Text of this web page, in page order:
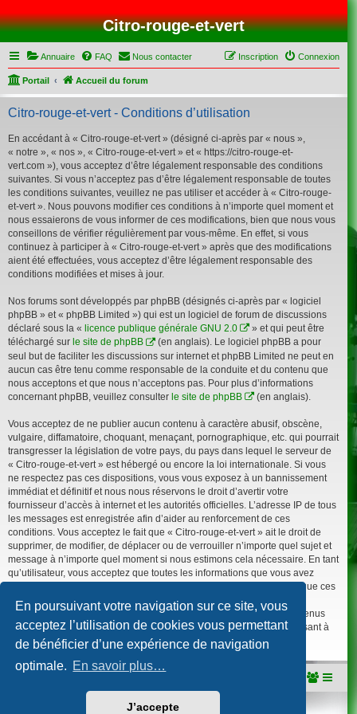
En poursuivant votre navigation sur ce site, vous
acceptez l’utilisation de cookies vous permettant
de bénéficier d’une expérience de navigation
optimale. En savoir plus…
J’accepte
Citro-rouge-et-vert
Annuaire FAQ Nous contacter Connexion
Inscription
Portail Accueil du forum
Citro-rouge-et-vert - Conditions d’utilisation
En accédant à « Citro-rouge-et-vert » (désigné ci-après par « nous »,
« notre », « nos », « Citro-rouge-et-vert » et « https://citro-rouge-et-
vert.com »), vous acceptez d’être légalement responsable des conditions
suivantes. Si vous n’acceptez pas d’être légalement responsable de toutes
les conditions suivantes, veuillez ne pas utiliser et accéder à « Citro-rouge-
et-vert ». Nous pouvons modifier ces conditions à n’importe quel moment et
nous essaierons de vous informer de ces modifications, bien que nous vous
conseillons de vérifier régulièrement par vous-même. En effet, si vous
continuez à participer à « Citro-rouge-et-vert » après que des modifications
aient été effectuées, vous acceptez d’être légalement responsable des
conditions modifiées et mises à jour.
Nos forums sont développés par phpBB (désignés ci-après par « logiciel
phpBB » et « phpBB Limited ») qui est un logiciel de forum de discussions
déclaré sous la « licence publique générale GNU 2.0
» et qui peut être
téléchargé sur le site de phpBB
(en anglais). Le logiciel phpBB a pour
seul but de faciliter les discussions sur internet et phpBB Limited ne peut en
aucun cas être tenu comme responsable de la conduite et du contenu que
nous acceptons et que nous n’acceptons pas. Pour plus d’informations
concernant phpBB, veuillez consulter le site de phpBB (en anglais).
Vous acceptez de ne publier aucun contenu à caractère abusif, obscène,
vulgaire, diffamatoire, choquant, menaçant, pornographique, etc. qui pourrait
transgresser la législation de votre pays, du pays dans lequel le serveur de
« Citro-rouge-et-vert » est hébergé ou encore la loi internationale. Si vous
ne respectez pas ces dispositions, vous vous exposez à un bannissement
immédiat et définitif et nous nous réservons le droit d’avertir votre
fournisseur d’accès à internet et les autorités officielles. L’adresse IP de tous
les messages est enregistrée afin d’aider au renforcement de ces
conditions. Vous acceptez le fait que « Citro-rouge-et-vert » ait le droit de
supprimer, de modifier, de déplacer ou de verrouiller n’importe quel sujet et
message à n’importe quel moment si nous estimons cela nécessaire. En tant
qu’utilisateur, vous acceptez que toutes les informations que vous avez
renseignées soient enregistrées dans notre base de données. Bien que ces
informations ne seront pas diffusées à une tierce partie sans votre
consentement, ni « Citro-rouge-et-vert », ni phpBB, ne pourront être tenus
comme responsables en cas de tentative de piratage informatique visant à
compromettre vos données.
phpBB® Forum Software © phpBB Limited